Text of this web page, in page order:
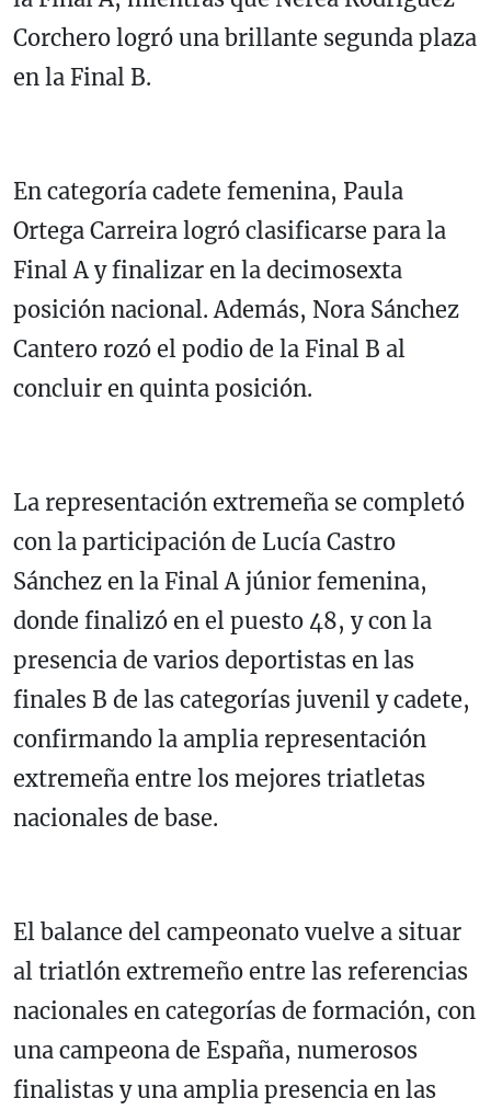
Corchero logró una brillante segunda plaza
en la Final B.
En categoría cadete femenina, Paula
Ortega Carreira logró clasificarse para la
Final A y finalizar en la decimosexta
posición nacional. Además, Nora Sánchez
Cantero rozó el podio de la Final B al
concluir en quinta posición.
La representación extremeña se completó
con la participación de Lucía Castro
Sánchez en la Final A júnior femenina,
donde finalizó en el puesto 48, y con la
presencia de varios deportistas en las
finales B de las categorías juvenil y cadete,
confirmando la amplia representación
extremeña entre los mejores triatletas
nacionales de base.
El balance del campeonato vuelve a situar
al triatlón extremeño entre las referencias
nacionales en categorías de formación, con
una campeona de España, numerosos
finalistas y una amplia presencia en las